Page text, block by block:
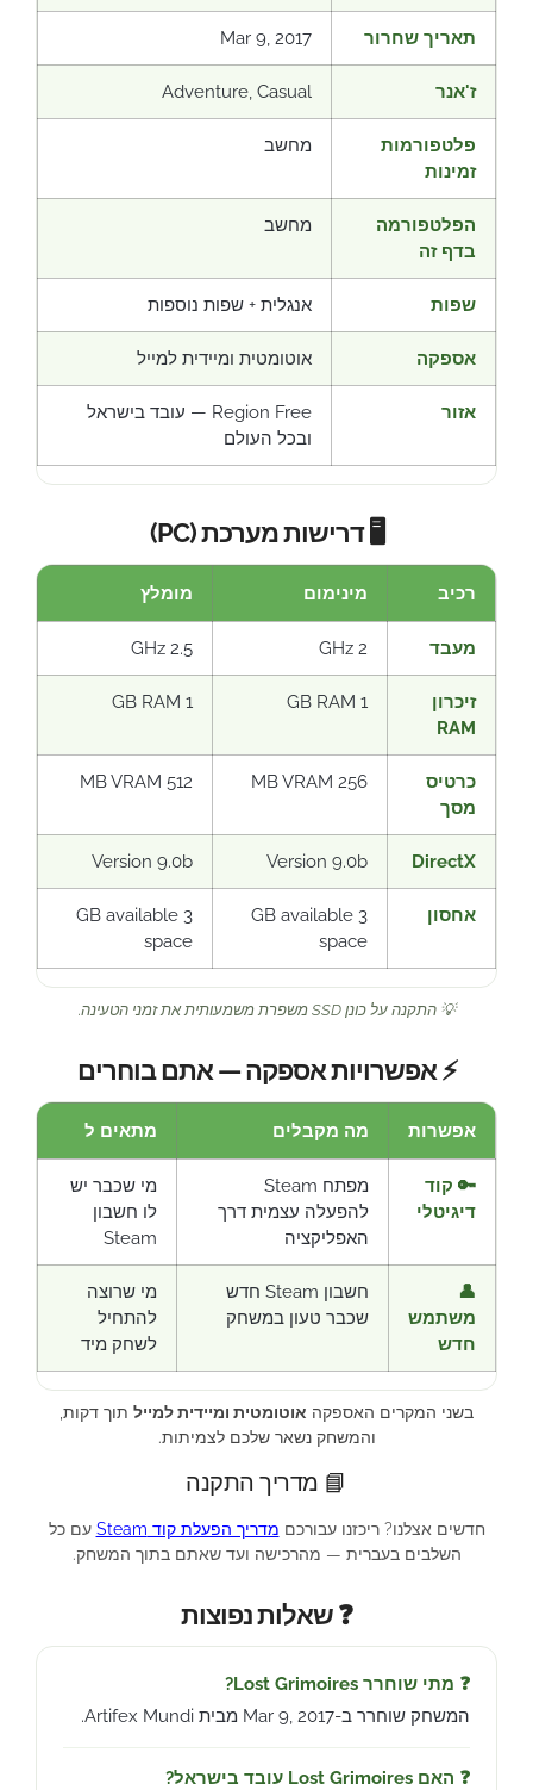
תאריך שחרור Mar 9, 2017
ז'אנר Adventure, Casual
פלטפורמות
זמינות
מחשב
הפלטפורמה
בדף זה
מחשב
שפות אנגלית + שפות נוספות
אספקה אוטומטית ומיידית למייל
אזור
Region Free — עובד בישראל
ובכל העולם
🖥️ דרישות מערכת (PC)
רכיב מינימום מומלץ
מעבד 2 GHz
2.5 GHz
זיכרון
RAM
1 GB RAM
1 GB RAM
כרטיס
מסך
256 MB VRAM
512 MB VRAM
DirectX
Version 9.0b
Version 9.0b
אחסון
3 GB available
space
3 GB available
space
💡 התקנה על כונן SSD משפרת משמעותית את זמני הטעינה.
⚡ אפשרויות אספקה — אתם בוחרים
אפשרות מה מקבלים מתאים ל
🔑 קוד
דיגיטלי
מפתח Steam
להפעלה עצמית דרך
האפליקציה
מי שכבר יש
לו חשבון
Steam
👤
משתמש
חדש
חשבון Steam חדש
שכבר טעון במשחק
מי שרוצה
להתחיל
לשחק מיד
בשני המקרים האספקה אוטומטית ומיידית למייל תוך דקות,
והמשחק נשאר שלכם לצמיתות.
📘 מדריך התקנה
חדשים אצלנו? ריכזנו עבורכם מדריך הפעלת קוד Steam
עם כל
השלבים בעברית — מהרכישה ועד שאתם בתוך המשחק.
❓ שאלות נפוצות
❓ מתי שוחרר Lost Grimoires?
המשחק שוחרר ב-Mar 9, 2017 מבית Artifex Mundi.
❓ האם Lost Grimoires עובד בישראל?